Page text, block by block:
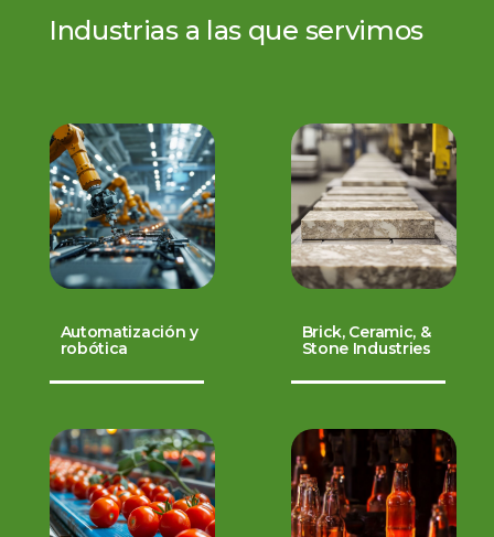
Industrias a las que servimos
Automatización y
robótica
Brick, Ceramic, &
Stone Industries